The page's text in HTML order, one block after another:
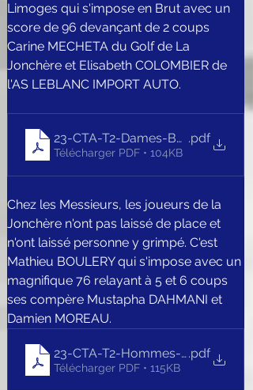
Limoges qui s'impose en Brut avec un
score de 96 devançant de 2 coups
Carine MECHETA du Golf de La
Jonchère et Elisabeth COLOMBIER de
l'AS LEBLANC IMPORT AUTO.
23-CTA-T2-Dames-BRUT
.pdf
Télécharger PDF • 104KB
Chez les Messieurs, les joueurs de la
Jonchère n'ont pas laissé de place et
n'ont laissé personne y grimpé. C'est
Mathieu BOULERY qui s'impose avec un
magnifique 76 relayant à 5 et 6 coups
ses compère Mustapha DAHMANI et
Damien MOREAU.
23-CTA-T2-Hommes-BRUT
.pdf
Télécharger PDF • 115KB